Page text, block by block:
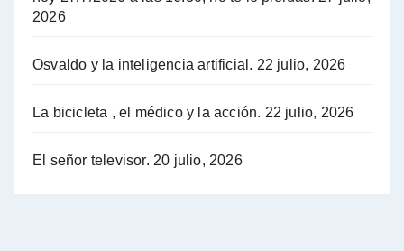
Hugo Yasky sobre la Coordinadora de las Industrias de Productos Alimenticios (COPAL) - Hugo Yasky con Jorge Gres
Pablo Moyano sobre el espionaje: "Estos personajes siniestros han hecho mucho daño" - Pablo Moyano con Jorge Gres
2026
Osvaldo y la inteligencia artificial. 22 julio, 2026
La bicicleta , el médico y la acción. 22 julio, 2026
El señor televisor. 20 julio, 2026